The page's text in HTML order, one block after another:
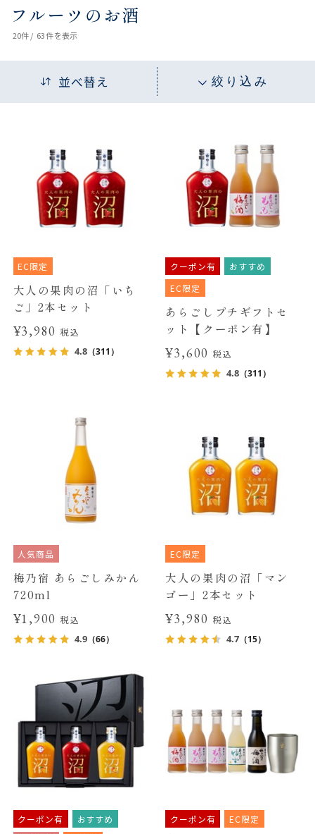
フルーツのお酒
20件 / 63件を表示
並べ替え 絞り込み
EC限定
大人の果肉の沼「いち
ご」2本セット
¥3,980税込
4.8（311）
クーポン有
おすすめ
EC限定
あらごしプチギフトセ
ット【クーポン有】
¥3,600 税込
4.8 （311）
人気商品
梅乃宿 あらごしみかん
720ml
¥1,900税込
4.9（66）
EC限定
大人の果肉の沼「マン
ゴー」2本セット
¥3,980 税込
4.7 （15）
クーポン有
おすすめ
クーポン有 EC限定